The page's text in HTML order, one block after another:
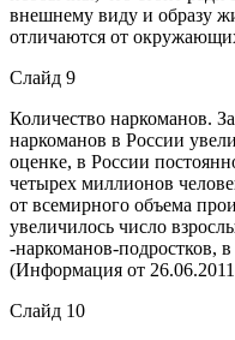
внешнему виду и образу
отличаются от
Слайд 9
Количество наркоманов.
наркоманов в России
оценке, в России
четырех миллионов
от всемирного объема
увеличилось число
-наркоманов-подростков,
(Информация от
Слайд 10